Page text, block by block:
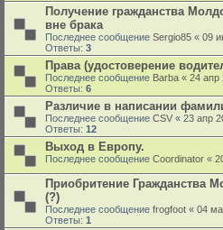
Получение гражданства
вне брака
Последнее сообщение Sergio85 « 09
Ответы: 3
Права (удостоверение
Последнее сообщение Barba « 24 апр
Ответы: 6
Различие в написании
Последнее сообщение CSV « 23 апр
Ответы: 12
Выход в Европу.
Последнее сообщение Coordinator «
Приобритение Гражданства
(?)
Последнее сообщение frogfoot « 04
Ответы: 1